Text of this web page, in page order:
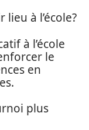
à l’école?
à l’école
le
en
plus